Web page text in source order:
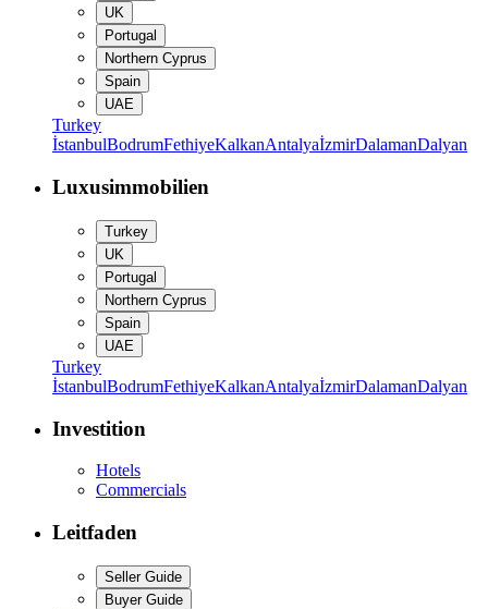
UK
Portugal
Northern Cyprus
Spain
UAE
Turkey
İstanbulBodrumFethiyeKalkanAntalyaİzmirDalamanDalyan
Luxusimmobilien
Turkey
UK
Portugal
Northern Cyprus
Spain
UAE
Turkey
İstanbulBodrumFethiyeKalkanAntalyaİzmirDalamanDalyan
Investition
Hotels
Commercials
Leitfaden
Seller Guide
Buyer Guide